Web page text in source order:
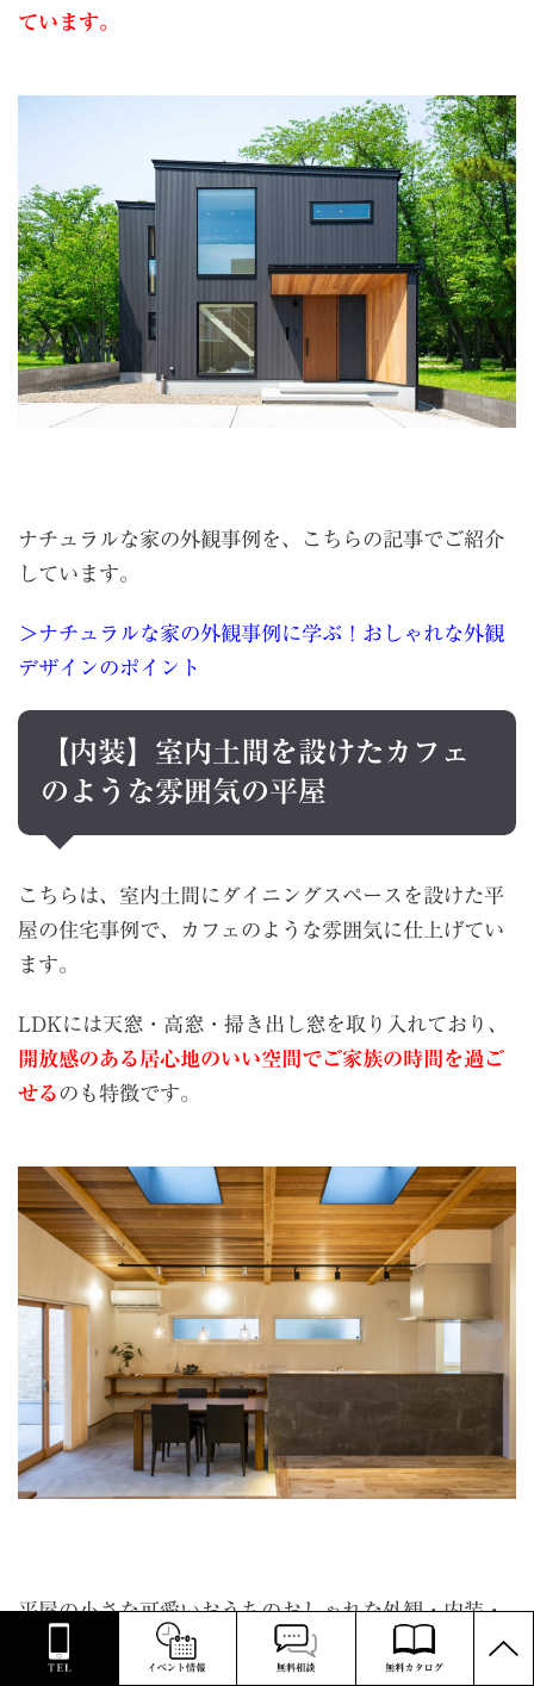
ています。
ナチュラルな家の外観事例を、こちらの記事でご紹介
しています。
＞ナチュラルな家の外観事例に学ぶ！おしゃれな外観
デザインのポイント
【内装】室内土間を設けたカフェ
のような雰囲気の平屋
こちらは、室内土間にダイニングスペースを設けた平
屋の住宅事例で、カフェのような雰囲気に仕上げてい
ます。
LDKには天窓・高窓・掃き出し窓を取り入れており、
開放感のある居心地のいい空間でご家族の時間を過ご
せるのも特徴です。
平屋の小さな可愛いおうちのおしゃれな外観・内装・
間取り実例を、こちらの記事でご紹介しています。 TOP